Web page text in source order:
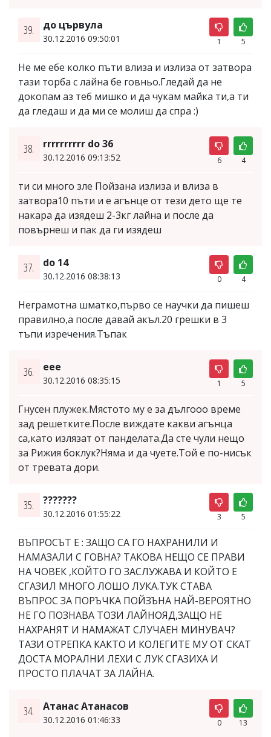
39. до цървула
30.12.2016 09:50:01 1 5
Не ме ебе колко пъти влиза и излиза от затвора
тази торба с лайна бе говньо.Гледай да не
докопам аз теб мишко и да чукам майка ти,а ти
да гледаш и да ми се молиш да спра :)
38. rrrrrrrrrr do 36
30.12.2016 09:13:52 6 4
ти си много зле Пойзана излиза и влиза в
затвора10 пъти и е агънце от тези дето ще те
накара да изядеш 2-3кг лайна и после да
повърнеш и пак да ги изядеш
37. do 14
30.12.2016 08:38:13 0 4
Неграмотна шматко,първо се научки да пишеш
правилно,а после давай акъл.20 грешки в 3
тъпи изречения.Тъпак
36. eee
30.12.2016 08:35:15 1 5
Гнусен плужек.Мястото му е за дългооо време
зад решетките.После виждате какви агънца
са,като излязат от панделата.Да сте чули нещо
за Рижия боклук?Няма и да чуете.Той е по-нисък
от тревата дори.
35. ???????
30.12.2016 01:55:22 3 5
ВЪПРОСЪТ Е : ЗАЩО СА ГО НАХРАНИЛИ И
НАМАЗАЛИ С ГОВНА? ТАКОВА НЕЩО СЕ ПРАВИ
НА ЧОВЕК ,КОЙТО ГО ЗАСЛУЖАВА И КОЙТО Е
СГАЗИЛ МНОГО ЛОШО ЛУКА.ТУК СТАВА
ВЪПРОС ЗА ПОРЪЧКА ПОЙЗЪНА НАЙ-ВЕРОЯТНО
НЕ ГО ПОЗНАВА ТОЗИ ЛАЙНОЯД,ЗАЩО НЕ
НАХРАНЯТ И НАМАЖАТ СЛУЧАЕН МИНУВАЧ?
ТАЗИ ОТРЕПКА КАКТО И КОЛЕГИТЕ МУ ОТ СКАТ
ДОСТА МОРАЛНИ ЛЕХИ С ЛУК СГАЗИХА И
ПРОСТО ПЛАЧАТ ЗА ЛАЙНА.
34. Атанас Атанасов
30.12.2016 01:46:33 0 13